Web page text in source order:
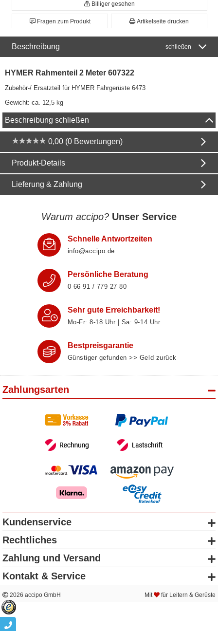
Billiger gesehen
Fragen zum Produkt Artikelseite drucken
Beschreibung schließen
HYMER Rahmenteil 2 Meter 607322
Zubehör-/ Ersatzteil für HYMER Fahrgerüste 6473
Gewicht: ca. 12,5 kg
Beschreibung schließen
0,00 (0 Bewertungen)
Produkt-Details
Lieferung & Zahlung
Warum accipo? Unser Service
Schnelle Antwortzeiten
info@accipo.de
Persönliche Beratung
0 66 91 / 779 27 80
Sehr gute Erreichbarkeit!
Mo-Fr: 8‑18 Uhr | Sa: 9‑14 Uhr
Bestpreisgarantie
Günstiger gefunden >> Geld zurück
Zahlungsarten
Kundenservice
Rechtliches
Zahlung und Versand
Kontakt & Service
2026 accipo GmbH Mit für Leitern & Gerüste